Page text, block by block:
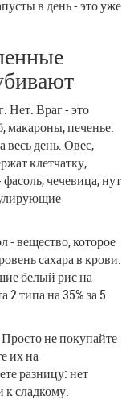
в день - это уже
Нет. Враг - это
макароны, печенье.
весь день. Овес,
клетчатку,
чечевица, нут
- вещество, которое
сахара в крови.
белый рис на
2 типа на 35% за 5
не покупайте
их на
разницу: нет
к сладкому.